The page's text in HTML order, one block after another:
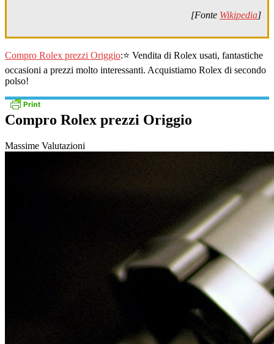
[Fonte Wikipedia]
Compro Rolex prezzi Origgio:⭐ Vendita di Rolex usati, fantastiche
occasioni a prezzi molto interessanti. Acquistiamo Rolex di secondo
polso!
Compro Rolex prezzi Origgio
Massime Valutazioni